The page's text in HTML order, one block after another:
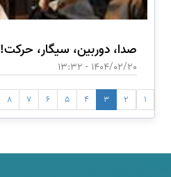
صدا، دوربین، سیگار، حرکت!
1404/02/20 - 13:32
1
2
3
4
5
6
7
8